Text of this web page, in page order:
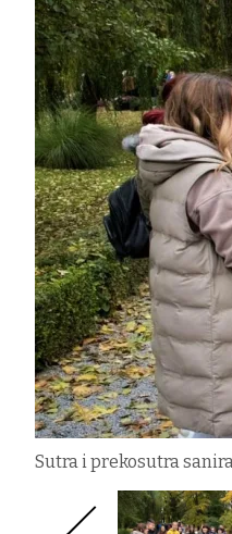
Sutra i prekosutra